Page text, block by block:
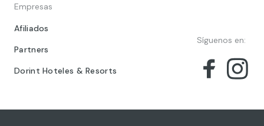
Empresas
Afiliados
Partners
Dorint Hoteles & Resorts
Síguenos en: